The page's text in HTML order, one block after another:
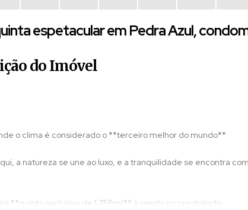
espetacular em Pedra Azul,
do Imóvel
o clima é considerado o **terceiro melhor do mundo**
a natureza se une ao luxo, e a tranquilidade se encontra com
exclusiva de 1.758m²** à venda no prestigiado